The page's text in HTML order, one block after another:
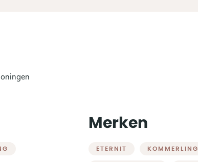
Merken
ETERNIT KOMMERLING